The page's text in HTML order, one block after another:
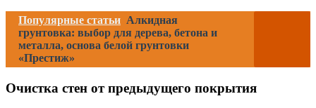
Популярные статьи Алкидная
грунтовка: выбор для дерева, бетона и
металла, основа белой грунтовки
«Престиж»
Очистка стен от предыдущего покрытия